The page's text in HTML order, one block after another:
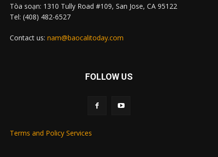
Tòa soạn: 1310 Tully Road #109, San Jose, CA 95122
Tel: (408) 482-6527
Contact us: nam@baocalitoday.com
FOLLOW US
Terms and Policy Services